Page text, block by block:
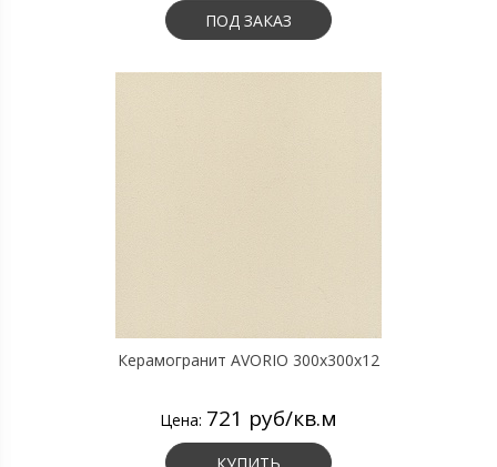
ПОД ЗАКАЗ
Керамогранит AVORIO 300х300х12
Цена: 721 руб/кв.м